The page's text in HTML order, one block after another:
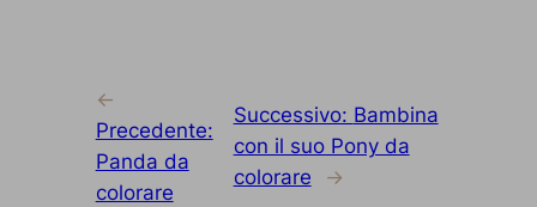
←
Precedente:
Panda da
colorare
Successivo: Bambina
con il suo Pony da
colorare
→